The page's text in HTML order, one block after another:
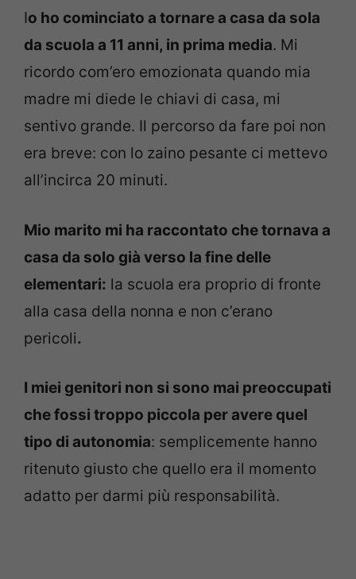
Io ho cominciato a tornare a casa da sola
da scuola a 11 anni, in prima media. Mi
ricordo com’ero emozionata quando mia
madre mi diede le chiavi di casa, mi
sentivo grande. Il percorso da fare poi non
era breve: con lo zaino pesante ci mettevo
all’incirca 20 minuti.
Mio marito mi ha raccontato che tornava a
casa da solo già verso la fine delle
elementari: la scuola era proprio di fronte
alla casa della nonna e non c’erano
pericoli.
I miei genitori non si sono mai preoccupati
che fossi troppo piccola per avere quel
tipo di autonomia: semplicemente hanno
ritenuto giusto che quello era il momento
adatto per darmi più responsabilità.